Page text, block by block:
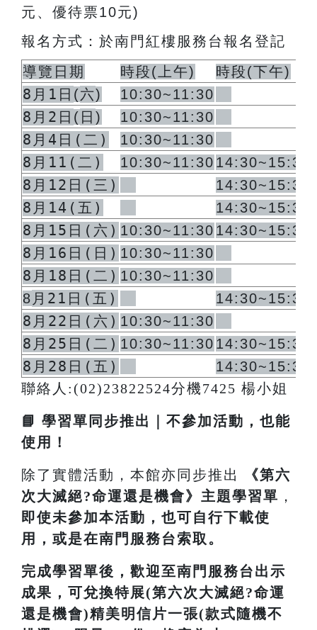
元、優待票10元)
報名方式：於南門紅樓服務台報名登記
導覽日期
時段( 上午) 時段(下午)
8月1日 (六) 10:30~11:30
8月2日 ( 日 ) 10:30~11:30
8月4日(二) 10:30~11:30
8月11(二) 10:30~11:30 14:30~15:30
8月12日(三) 14:30~15:30
8月14(五) 14:30~15:30
8月15日(六) 10:30~11:30 14:30~15:30
8月16日(日) 10:30~11:30
8月18日(二) 10:30~11:30
8 月21日(五) 14:30~15:30
8月22日(六) 10:30~11:30
8月25日(二) 10:30~11:30 14:30~15:30
8月28日(五)
14:30~15:30
聯絡人:(02)23822524分機7425 楊小姐
📘 學習單同步推出｜不參加活動，也能
使用！
除了實體活動，本館亦同步推出 《第六
次大滅絕?命運還是機會》主題學習單 ，
即使未參加本活動，也可自行下載使
用，或是在南門服務台索取。
完成學習單後，歡迎至南門服務台出示
成果，可兌換特展(第六次大滅絕?命運
還是機會)精美明信片一張(款式隨機不